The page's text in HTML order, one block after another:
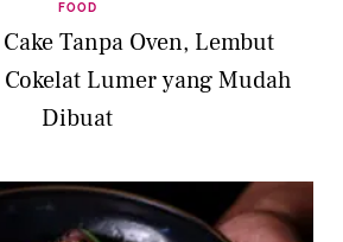
FOOD
Tanpa Oven, Lembut
Lumer yang Mudah
Dibuat